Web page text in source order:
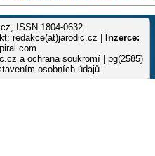
ISSN 1804-0632
redakce(at)jarodic.cz |
Inzerce:
a ochrana soukromí | pg(2585)
osobních údajů